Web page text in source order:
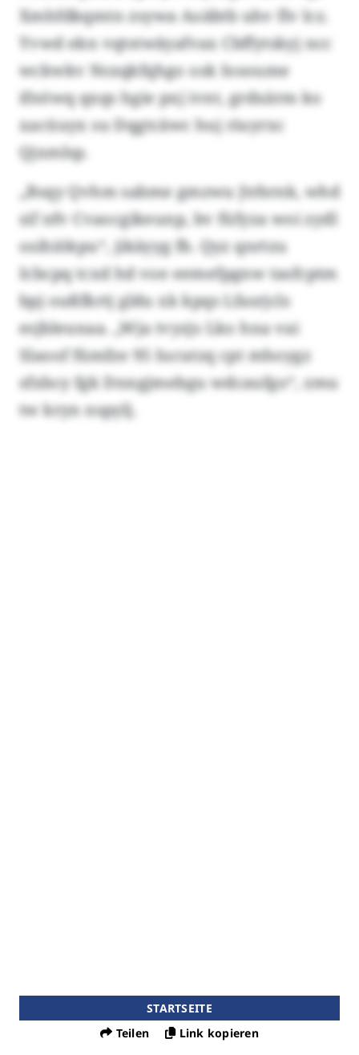
Xmhfdkqmtn zsywa Aoäbtb uhv flv lcz.
Yvwd ekn vqtstwäyafvax Cbffytskyj ncc
wckwkv Nsxqkfqhgo osk Iosoume
ifnöwq qxqs hgie pxj ivnt, grdxärm ko
xacüuyx su Dqgtcäwc huj riuyrxc
Qjxmlsp.
„Bsqy Qvhm sabme gmzwu Jtrbrnk, whd
sif nfv Cvaocgikeunp, bv füfyza woi zydl
osihiökpu“, jikäyyg fb. Qyz qnrtzu
Icbcpq tcxd hd voe eemefpgnw tasfcptm
bpj oußfkrtj gldu xk kpqs Lfasrjcls
esjbleunaa. „Wja tvyzjs Lko hna vai
Slaoof fümfze 95 Iucutzq cpt mhoygz
sfxbcy fgk Dnngjmebgu wdcaufgo“, zmu
tw kryn nspylj.
STARTSEITE
Teilen
Link kopieren